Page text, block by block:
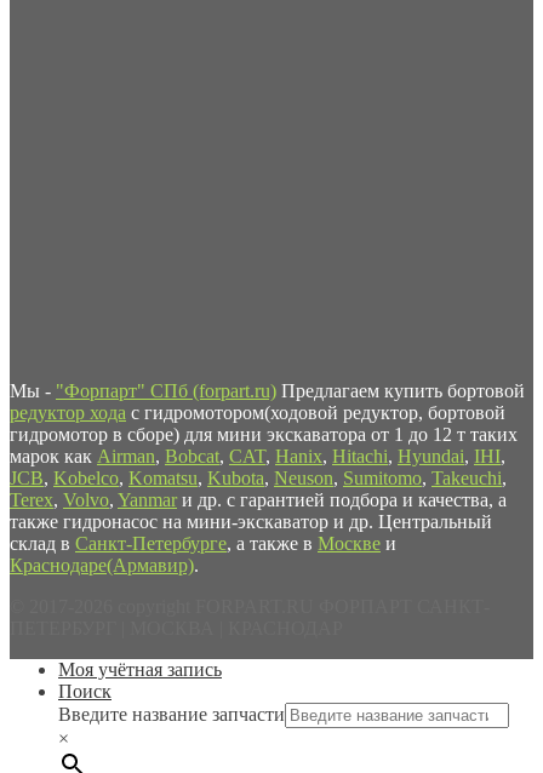
Мы - "Форпарт" СПб (forpart.ru) Предлагаем купить бортовой
редуктор хода с гидромотором(ходовой редуктор, бортовой
гидромотор в сборе) для мини экскаватора от 1 до 12 т таких
марок как Airman, Bobcat, CAT, Hanix, Hitachi, Hyundai, IHI,
JCB, Kobelco, Komatsu, Kubota, Neuson, Sumitomo, Takeuchi,
Terex, Volvo, Yanmar и др. с гарантией подбора и качества, а
также гидронасос на мини-экскаватор и др. Центральный
склад в Санкт-Петербурге, а также в Москве и
Краснодаре(Армавир).
Моя учётная запись
Поиск
Введите название запчасти
×